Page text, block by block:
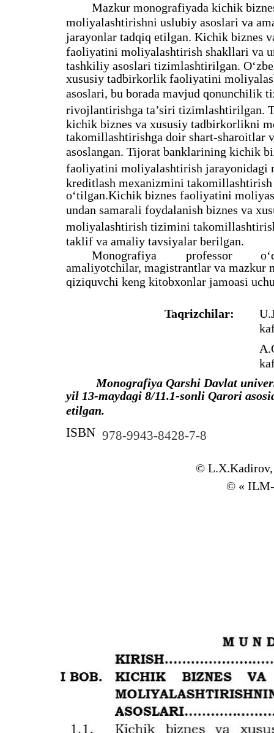
Mazkur monografiyada kichik
moliyalashtirishni uslubiy asoslari va
jarayonlar tadqiq etilgan. Kichik biznes
faoliyatini moliyalashtirish shakllari va
tashkiliy asoslari tizimlashtirilgan.
xususiy tadbirkorlik faoliyatini
asoslari, bu borada mavjud
rivojlantirishga ta’siri tizimlashtirilgan.
kichik biznes va xususiy tadbirkorlikni
takomillashtirishga doir shart-sharoitlar
asoslangan. Tijorat banklarining kichik
faoliyatini moliyalashtirish jarayonidagi
kreditlash mexanizmini
o‘tilgan.Kichik biznes faoliyatini
undan samarali foydalanish biznes va
moliyalashtirish tizimini
taklif va amaliy tavsiyalar berilgan.
Monografiya
professor
amaliyotchilar, magistrantlar va mazkur
qiziquvchi keng kitobxonlar jamoasi
Taqrizchilar:
Monografiya Qarshi Davlat
yil 13-maydagi 8/11.1-sonli Qarori
etilgan.
ISBN 978-9943-8428-7-8
© L.X.Kadirov,
© « ILM-